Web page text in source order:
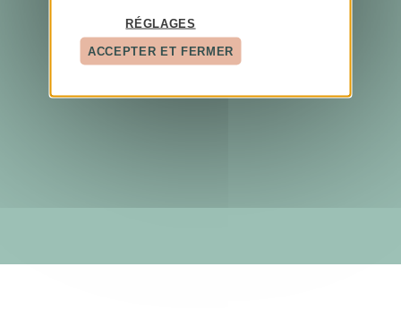
RÉGLAGES
ACCEPTER ET FERMER